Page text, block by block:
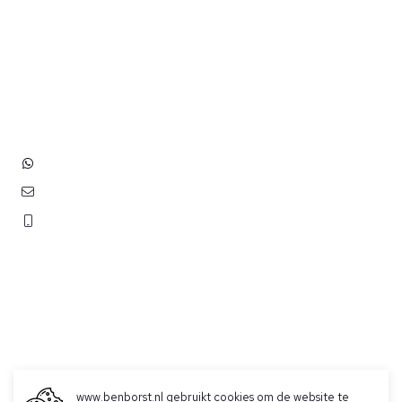
www.benborst.nl gebruikt cookies om de website te